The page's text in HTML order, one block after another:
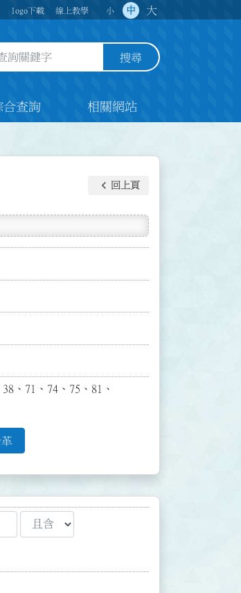
logo下載 線上教學 小 中 大
字欄位 搜尋
合查詢 相關網站
keyboard_arrow_left 回上頁
、71、74、75、81、